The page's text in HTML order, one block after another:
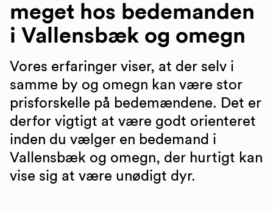
meget hos bedemanden
i Vallensbæk og omegn
Vores erfaringer viser, at der selv i
samme by og omegn kan være stor
prisforskelle på bedemændene. Det er
derfor vigtigt at være godt orienteret
inden du vælger en bedemand i
Vallensbæk og omegn, der hurtigt kan
vise sig at være unødigt dyr.